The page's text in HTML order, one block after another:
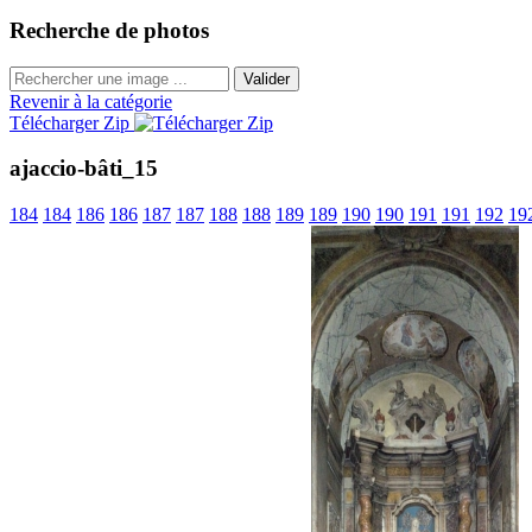
Recherche de photos
Valider
Revenir à la catégorie
Télécharger Zip
ajaccio-bâti_15
184 184 186 186 187 187 188 188 189 189 190 190 191 191 192